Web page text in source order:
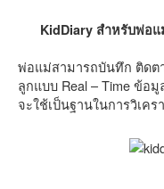
KidDiary สำหรับพ่อ
พ่อแม่สามารถบันทึก ติดต
ลูกแบบ Real – Time ข้อ
จะใช้เป็นฐานในการวิเค